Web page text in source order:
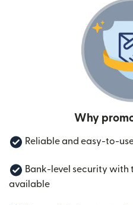
Why
Reliable and easy-to-
Bank-level security
available